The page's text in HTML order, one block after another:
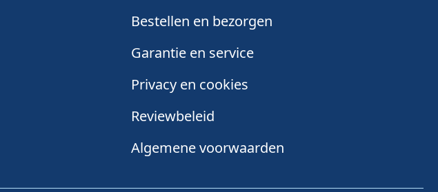
Bestellen en bezorgen
Garantie en service
Privacy en cookies
Reviewbeleid
Algemene voorwaarden